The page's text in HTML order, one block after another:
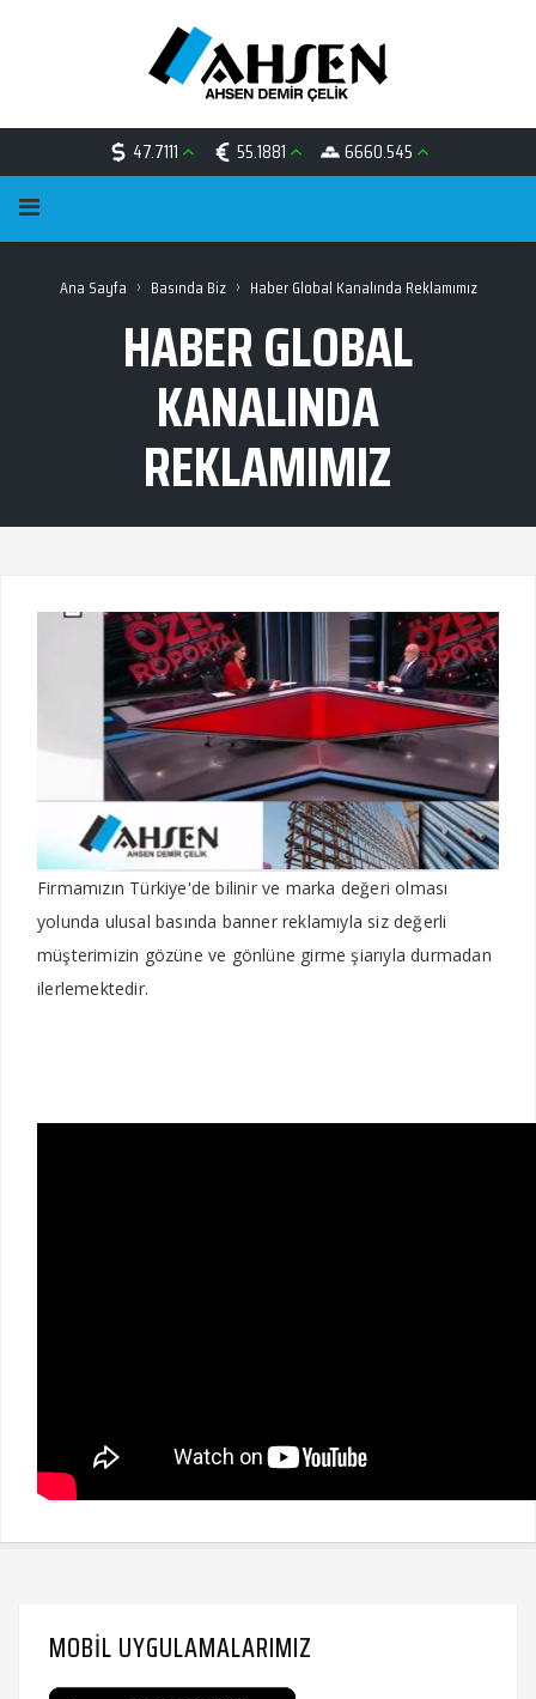
47.7111 55.1881 6660.545
Ana Sayfa › Basında Biz › Haber Global Kanalında Reklamımız
HABER GLOBAL
KANALINDA
REKLAMIMIZ
Firmamızın Türkiye'de bilinir ve marka değeri olması
yolunda ulusal basında banner reklamıyla siz değerli
müşterimizin gözüne ve gönlüne girme şiarıyla durmadan
ilerlemektedir.
MOBIL UYGULAMALARIMIZ